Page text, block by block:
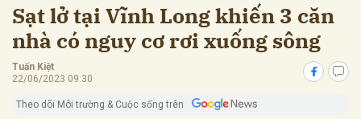
Sạt lở tại Vĩnh Long khiến 3 căn
nhà có nguy cơ rơi xuống sông
Tuấn Kiệt
22/06/2023 09:30
Theo dõi Môi trường & Cuộc sống trên